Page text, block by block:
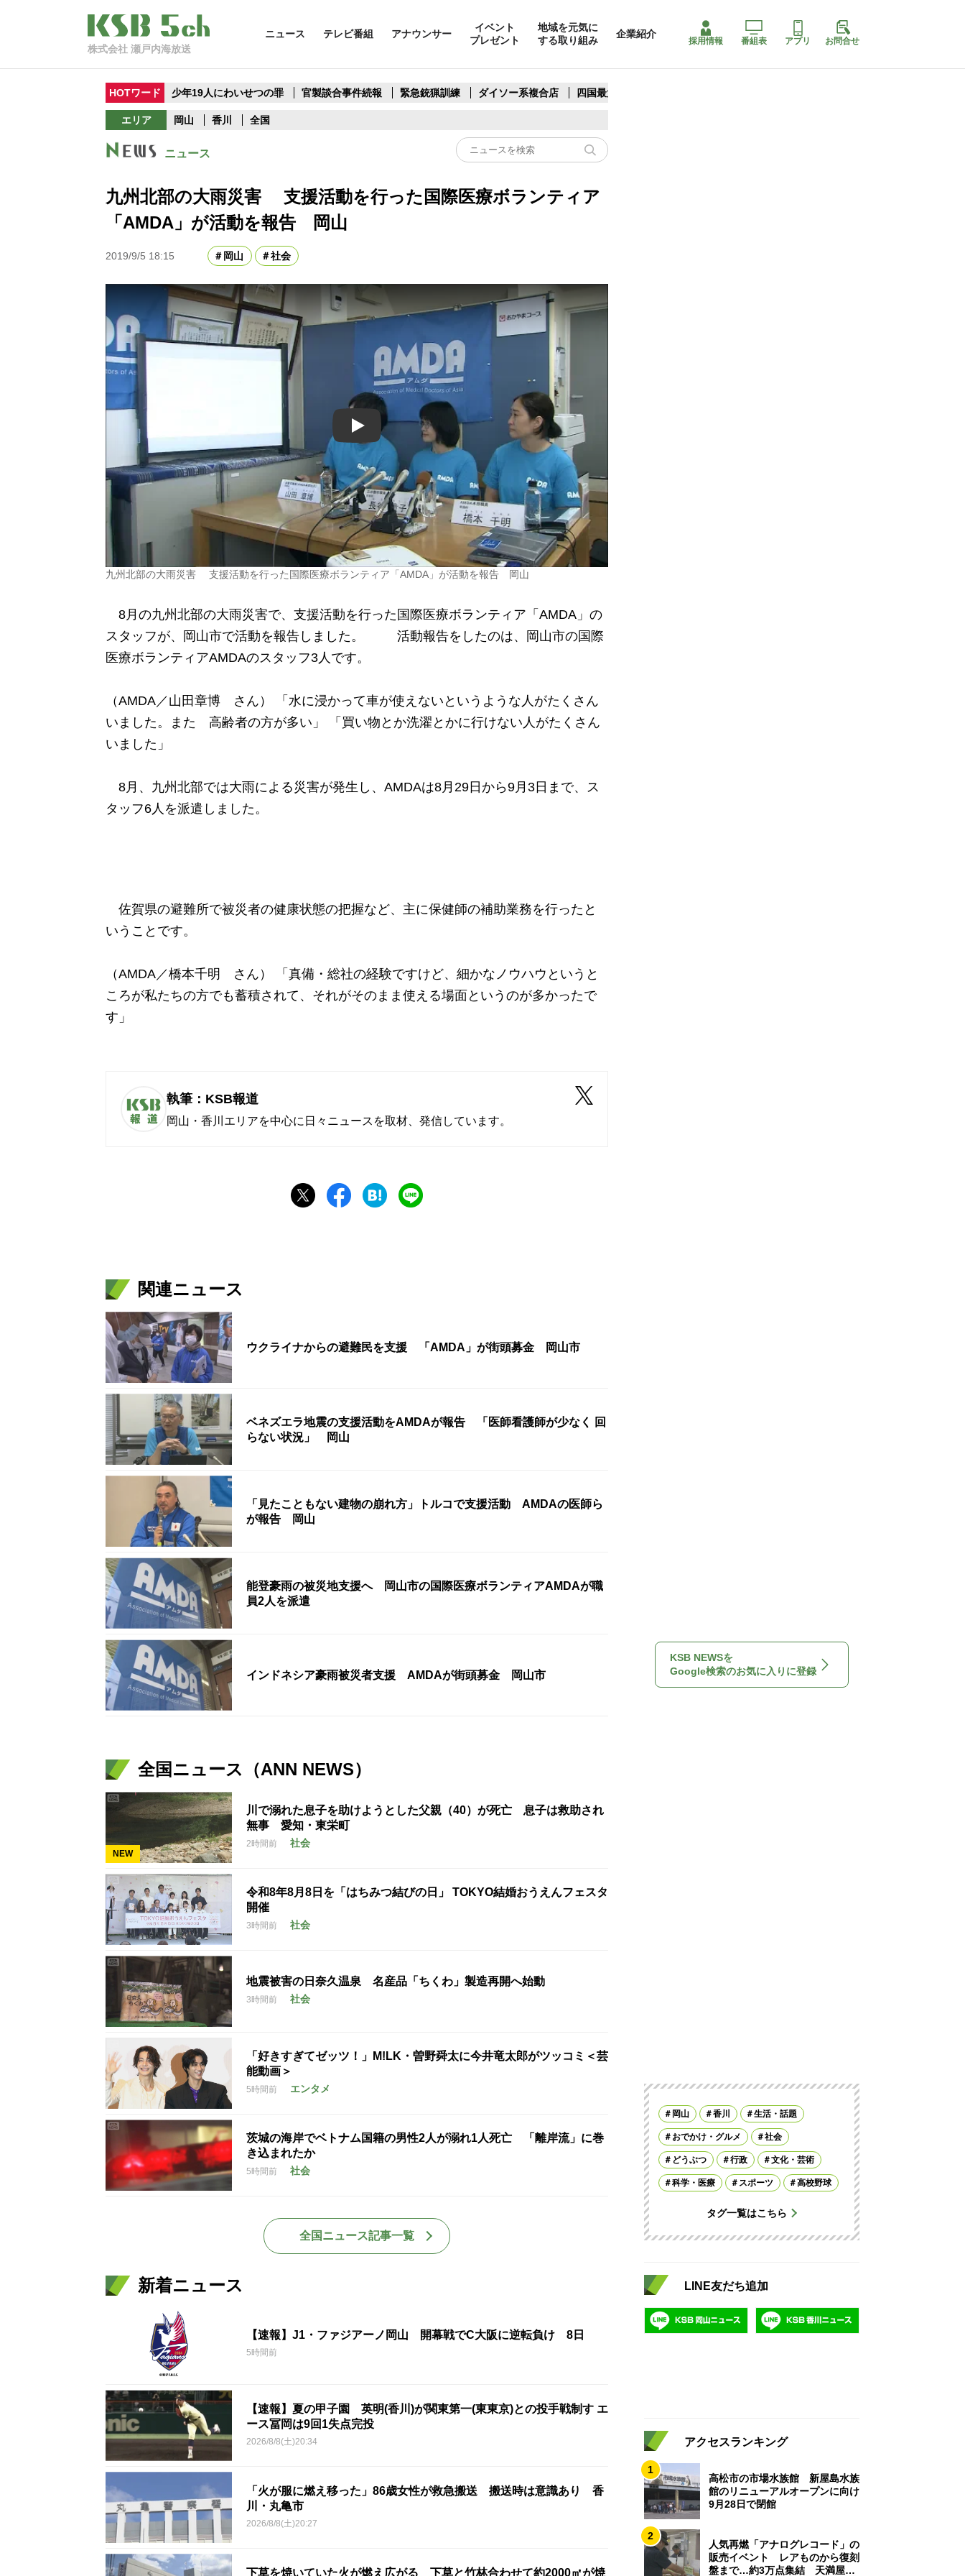
株式会社 瀬戸内海放送
ニュース テレビ番組 アナウンサー
イベント
プレゼント
地域を元気に
する取り組み
企業紹介
採用情報 番組表 アプリ お問合せ
HOTワード 少年19人にわいせつの罪 官製談合事件続報 緊急銃猟訓練 ダイソー系複合店 四国最大スリコ
エリア 岡山 香川 全国
ニュース
九州北部の大雨災害 支援活動を行った国際医療ボランティア
「AMDA」が活動を報告 岡山
2019/9/5 18:15 岡山 社会
Play
九州北部の大雨災害 支援活動を行った国際医療ボランティア「AMDA」が活動を報告 岡山
8月の九州北部の大雨災害で、支援活動を行った国際医療ボランティア「AMDA」の
スタッフが、岡山市で活動を報告しました。 活動報告をしたのは、岡山市の国際
医療ボランティアAMDAのスタッフ3人です。
（AMDA／山田章博 さん） 「水に浸かって車が使えないというような人がたくさん
いました。また 高齢者の方が多い」 「買い物とか洗濯とかに行けない人がたくさん
いました」
8月、九州北部では大雨による災害が発生し、AMDAは8月29日から9月3日まで、ス
タッフ6人を派遣しました。
佐賀県の避難所で被災者の健康状態の把握など、主に保健師の補助業務を行ったと
いうことです。
（AMDA／橋本千明 さん） 「真備・総社の経験ですけど、細かなノウハウというと
ころが私たちの方でも蓄積されて、それがそのまま使える場面というのが多かったで
す」
執筆：KSB報道
岡山・香川エリアを中心に日々ニュースを取材、発信しています。
関連ニュース
ウクライナからの避難民を支援 「AMDA」が街頭募金 岡山市
ベネズエラ地震の支援活動をAMDAが報告 「医師看護師が少なく 回
らない状況」 岡山
「見たこともない建物の崩れ方」トルコで支援活動 AMDAの医師ら
が報告 岡山
能登豪雨の被災地支援へ 岡山市の国際医療ボランティアAMDAが職
員2人を派遣
インドネシア豪雨被災者支援 AMDAが街頭募金 岡山市
全国ニュース（ANN NEWS）
NEW
川で溺れた息子を助けようとした父親（40）が死亡 息子は救助され
無事 愛知・東栄町
2時間前 社会
令和8年8月8日を「はちみつ結びの日」 TOKYO結婚おうえんフェスタ
開催
3時間前 社会
地震被害の日奈久温泉 名産品「ちくわ」製造再開へ始動
3時間前 社会
「好きすぎてゼッツ！」M!LK・曽野舜太に今井竜太郎がツッコミ＜芸
能動画＞
5時間前 エンタメ
茨城の海岸でベトナム国籍の男性2人が溺れ1人死亡 「離岸流」に巻
き込まれたか
5時間前 社会
全国ニュース記事一覧
新着ニュース
【速報】J1・ファジアーノ岡山 開幕戦でC大阪に逆転負け 8日
5時間前
【速報】夏の甲子園 英明(香川)が関東第一(東東京)との投手戦制す エ
ース冨岡は9回1失点完投
2026/8/8(土)20:34
「火が服に燃え移った」86歳女性が救急搬送 搬送時は意識あり 香
川・丸亀市
2026/8/8(土)20:27
下草を焼いていた火が燃え広がる 下草と竹林合わせて約2000㎡が焼
KSB NEWSを
Google検索のお気に入りに登録
岡山 香川 生活・話題
おでかけ・グルメ 社会
どうぶつ 行政 文化・芸術
科学・医療 スポーツ 高校野球
タグ一覧はこちら
LINE友だち追加
アクセスランキング
1
高松市の市場水族館 新屋島水族
館のリニューアルオープンに向け
9月28日で閉館
2
人気再燃「アナログレコード」の
販売イベント レアものから復刻
盤まで…約3万点集結 天満屋岡